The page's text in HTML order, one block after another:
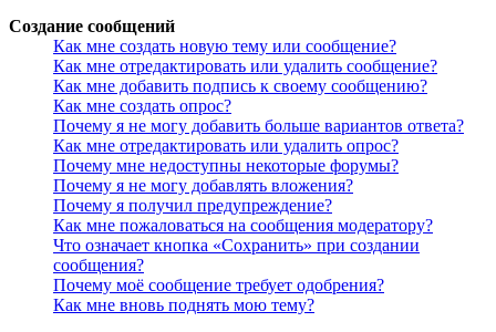
Создание сообщений
Как мне создать новую тему или сообщение?
Как мне отредактировать или удалить сообщение?
Как мне добавить подпись к своему сообщению?
Как мне создать опрос?
Почему я не могу добавить больше вариантов ответа?
Как мне отредактировать или удалить опрос?
Почему мне недоступны некоторые форумы?
Почему я не могу добавлять вложения?
Почему я получил предупреждение?
Как мне пожаловаться на сообщения модератору?
Что означает кнопка «Сохранить» при создании
сообщения?
Почему моё сообщение требует одобрения?
Как мне вновь поднять мою тему?